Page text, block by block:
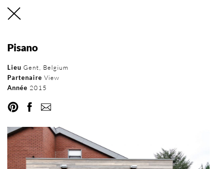
Pisano
Lieu Gent, Belgium
Partenaire View
Année 2015
Réseau international
RÉSEAU